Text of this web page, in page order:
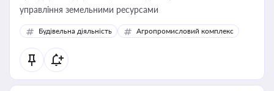
управління земельними ресурсами
Будівельна діяльність Агропромисловий комплекс